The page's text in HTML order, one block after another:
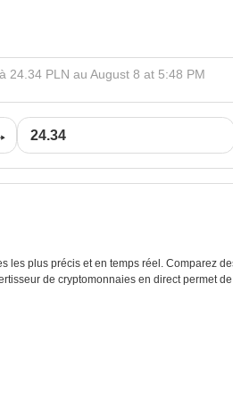
24.34 PLN au August 8 at 5:48 PM
plus précis et en temps réel. Comparez
de cryptomonnaies en direct permet